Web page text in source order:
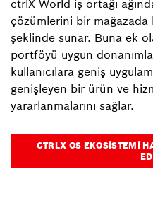
ctrlX World iş ortağı
çözümlerini bir mağazada
şeklinde sunar. Buna ek
portföyü uygun
kullanıcılara geniş
genişleyen bir ürün ve
yararlanmalarını sağlar.
CTRLX OS EKOSISTEMI